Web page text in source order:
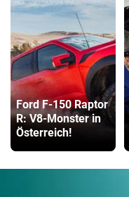
Ford F-150 Raptor
R: V8-Monster in
Österreich!